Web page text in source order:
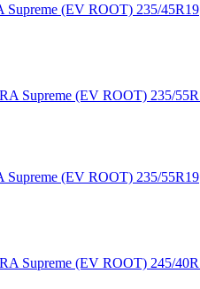
(EV ROOT) 235/45R19
(EV ROOT) 235/55R19